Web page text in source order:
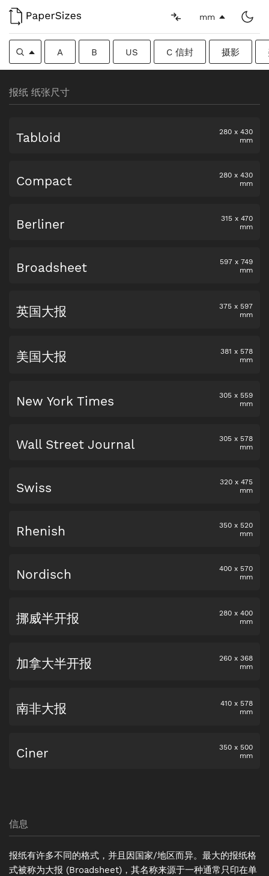
mm
A B US C 信封 摄影
报纸 纸张尺寸
Tabloid 280 x 430
mm
Compact 280 x 430
mm
Berliner 315 x 470
mm
Broadsheet 597 x 749
mm
英国大报 375 x 597
mm
美国大报 381 x 578
mm
New York Times 305 x 559
mm
Wall Street Journal 305 x 578
mm
Swiss 320 x 475
mm
Rhenish 350 x 520
mm
Nordisch 400 x 570
mm
挪威半开报 280 x 400
mm
加拿大半开报 260 x 368
mm
南非大报 410 x 578
mm
Ciner 350 x 500
mm
信息
报纸有许多不同的格式，并且因国家/地区而异。最大的报纸格
式被称为大报 (Broadsheet)，其名称来源于一种通常只印在单